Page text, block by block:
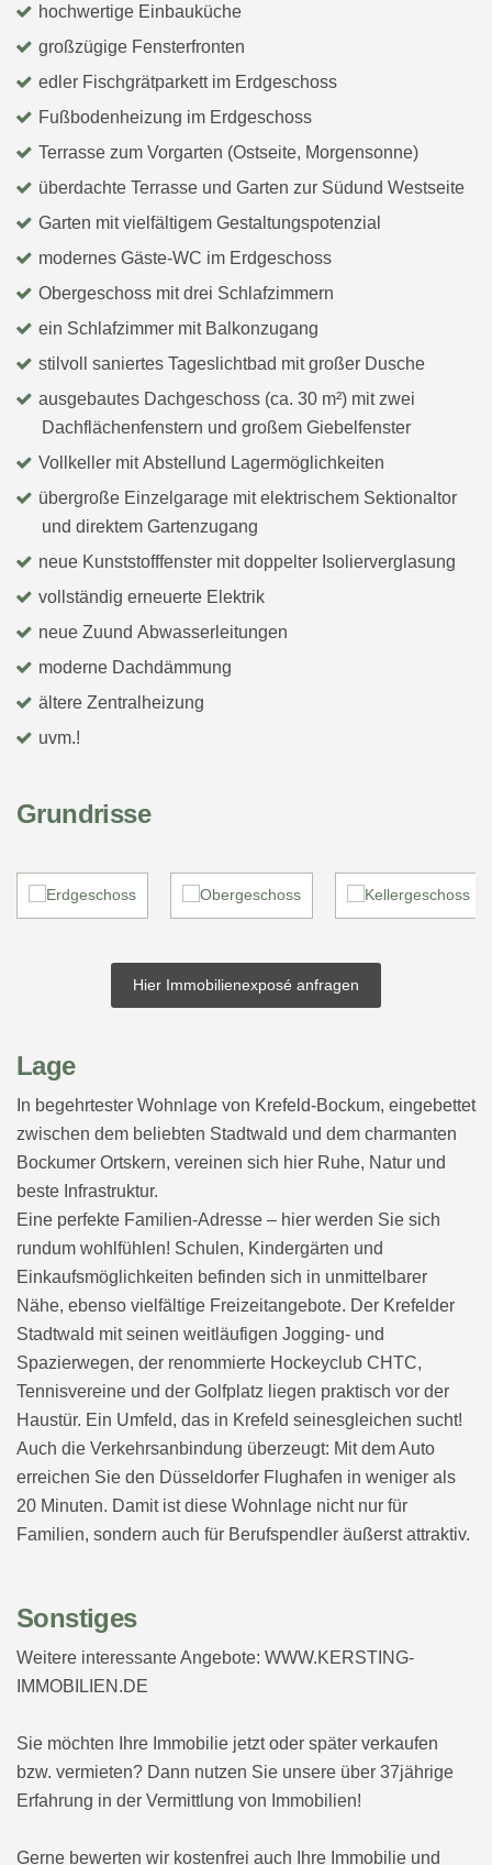
hochwertige Einbauküche
großzügige Fensterfronten
edler Fischgrätparkett im Erdgeschoss
Fußbodenheizung im Erdgeschoss
Terrasse zum Vorgarten (Ostseite, Morgensonne)
überdachte Terrasse und Garten zur Südund Westseite
Garten mit vielfältigem Gestaltungspotenzial
modernes Gäste-WC im Erdgeschoss
Obergeschoss mit drei Schlafzimmern
ein Schlafzimmer mit Balkonzugang
stilvoll saniertes Tageslichtbad mit großer Dusche
ausgebautes Dachgeschoss (ca. 30 m²) mit zwei
Dachflächenfenstern und großem Giebelfenster
Vollkeller mit Abstellund Lagermöglichkeiten
übergroße Einzelgarage mit elektrischem Sektionaltor
und direktem Gartenzugang
neue Kunststofffenster mit doppelter Isolierverglasung
vollständig erneuerte Elektrik
neue Zuund Abwasserleitungen
moderne Dachdämmung
ältere Zentralheizung
uvm.!
Grundrisse
Hier Immobilienexposé anfragen
Lage
In begehrtester Wohnlage von Krefeld-Bockum, eingebettet
zwischen dem beliebten Stadtwald und dem charmanten
Bockumer Ortskern, vereinen sich hier Ruhe, Natur und
beste Infrastruktur.
Eine perfekte Familien-Adresse – hier werden Sie sich
rundum wohlfühlen! Schulen, Kindergärten und
Einkaufsmöglichkeiten befinden sich in unmittelbarer
Nähe, ebenso vielfältige Freizeitangebote. Der Krefelder
Stadtwald mit seinen weitläufigen Jogging- und
Spazierwegen, der renommierte Hockeyclub CHTC,
Tennisvereine und der Golfplatz liegen praktisch vor der
Haustür. Ein Umfeld, das in Krefeld seinesgleichen sucht!
Auch die Verkehrsanbindung überzeugt: Mit dem Auto
erreichen Sie den Düsseldorfer Flughafen in weniger als
20 Minuten. Damit ist diese Wohnlage nicht nur für
Familien, sondern auch für Berufspendler äußerst attraktiv.
Sonstiges
Weitere interessante Angebote: WWW.KERSTING-
IMMOBILIEN.DE
Sie möchten Ihre Immobilie jetzt oder später verkaufen
bzw. vermieten? Dann nutzen Sie unsere über 37jährige
Erfahrung in der Vermittlung von Immobilien!
Gerne bewerten wir kostenfrei auch Ihre Immobilie und